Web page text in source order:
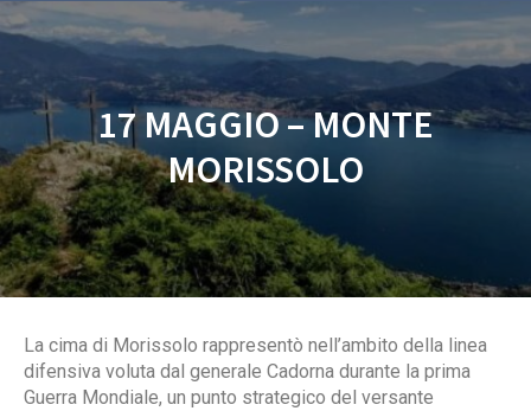
17 MAGGIO – MONTE
MORISSOLO
La cima di Morissolo rappresentò nell’ambito della linea
difensiva voluta dal generale Cadorna durante la prima
Guerra Mondiale, un punto strategico del versante